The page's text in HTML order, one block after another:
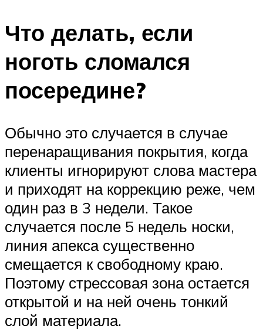
Что делать, если
ноготь сломался
посередине?
Обычно это случается в случае
перенаращивания покрытия, когда
клиенты игнорируют слова мастера
и приходят на коррекцию реже, чем
один раз в 3 недели. Такое
случается после 5 недель носки,
линия апекса существенно
смещается к свободному краю.
Поэтому стрессовая зона остается
открытой и на ней очень тонкий
слой материала.